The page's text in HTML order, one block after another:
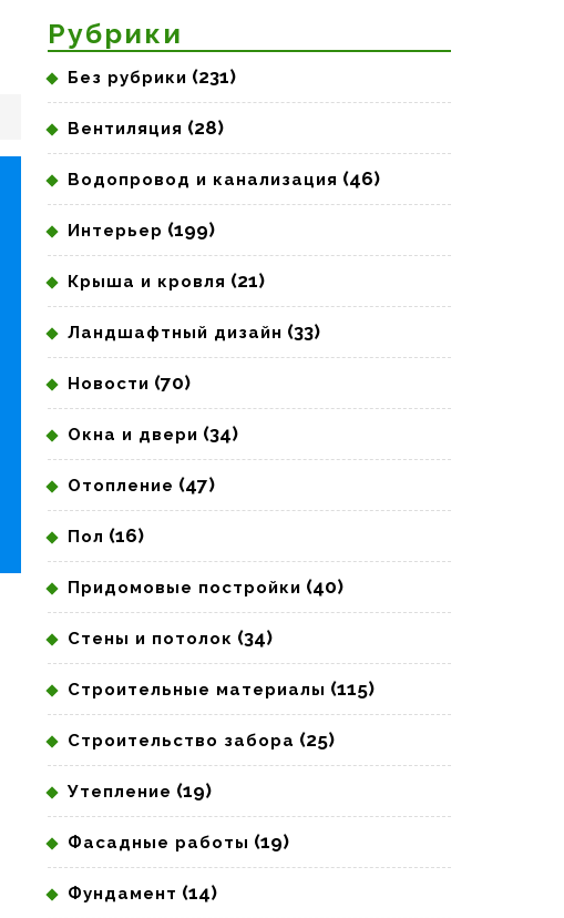
Рубрики
Без рубрики (231)
Вентиляция (28)
Водопровод и канализация (46)
Интерьер (199)
Крыша и кровля (21)
Ландшафтный дизайн (33)
Новости (70)
Окна и двери (34)
Отопление (47)
Пол (16)
Придомовые постройки (40)
Стены и потолок (34)
Строительные материалы (115)
Строительство забора (25)
Утепление (19)
Фасадные работы (19)
Фундамент (14)